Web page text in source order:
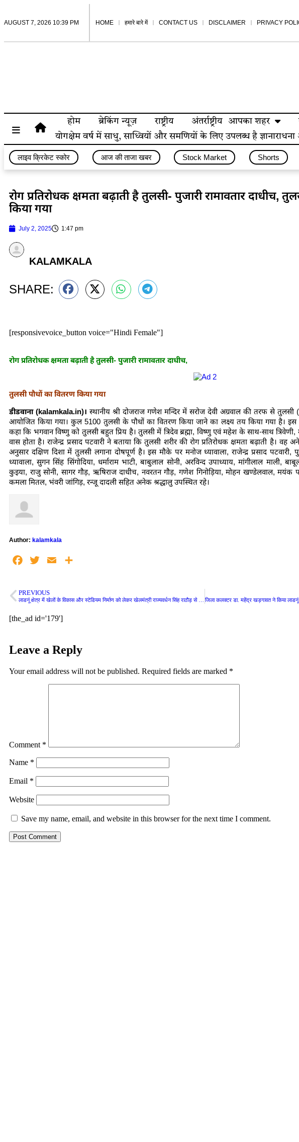
AUGUST 7, 2026 10:39 PM HOME हमारे बारे में CONTACT US DISCLAIMER PRIVACY
होम ब्रेकिंग न्यूज़ राष्ट्रीय अंतर्राष्ट्रीय आपका शहर
योगक्षेम वर्ष में साधु, साध्वियों और समणियों के लिए उपलब्ध है
लाइव क्रिकेट स्कोर आज की ताजा खबर Stock Market Shorts
रोग प्रतिरोधक क्षमता बढ़ाती है तुलसी- पुजारी रामावतार दाधीच,
किया गया
July 2, 2025 1:47 pm
KALAMKALA
SHARE:
[responsivevoice_button voice="Hindi Female"]
रोग प्रतिरोधक क्षमता बढ़ाती है तुलसी- पुजारी रामावतार दाधीच,
तुलसी पौधों का वितरण किया गया
डीडवाना (kalamkala.in)। स्थानीय श्री दोजराज गणेश मन्दिर में सरोज देवी अग्रवाल की तरफ से तुलसी
आयोजित किया गया। कुल 5100 तुलसी के पौधों का वितरण किया जाने का लक्ष्य तय किया गया है। इस
कहा कि भगवान विष्णु को तुलसी बहुत प्रिय है‌। तुलसी में त्रिदेव ब्रह्मा, विष्णु एवं महेश के साथ-साथ त्रिवेणी,
वास होता है। राजेन्द्र प्रसाद पटवारी ने बताया कि तुलसी शरीर की रोग प्रतिरोधक क्षमता बढ़ाती है। वह
अनुसार दक्षिण दिशा में तुलसी लगाना दोषपूर्ण है। इस मौके पर मनोज ध्यावाला, राजेन्द्र प्रसाद पटवारी,
ध्यावाला, सुगन सिंह सिंगोदिया, धर्माराम भाटी, बाबुलाल सोनी, अरविन्द उपाध्याय, मांगीलाल माली,
कुइया, राजु सोनी, सागर गौड़, ऋषिराज दाधीच, नवरतन गौड़, गणेश गिनोड़िया, मोहन खण्डेलवाल, मयंक
कमला मितल, भंवरी जांगिड़, रन्जू दादली सहित अनेक श्रद्धालु उपस्थित रहे।
Author: kalamkala
Facebook
Twitter Email
PREVIOUS
लाडनूं क्षेत्र में खेलों के विकास और स्टेडियम निर्माण को लेकर खेलमंत्री राज्यवर्धन सिंह राठौड़ से की भेंट, भाजपा नेता ठाकुर करणीसिंह ने रखी विभिन्न समस्याएं, सहयोग का मिला आश्वासन
[the_ad id='179']
Leave a Reply
Your email address will not be published. Required fields are marked *
Comment *
Name *
Email *
Website
Save my name, email, and website in this browser for the next time I comment.